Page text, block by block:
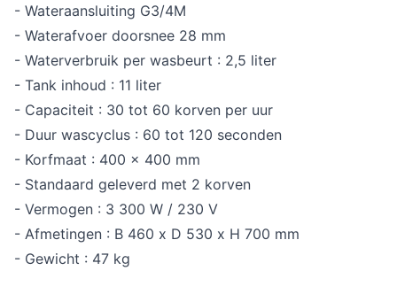
- Wateraansluiting G3/4M
- Waterafvoer doorsnee 28 mm
- Waterverbruik per wasbeurt : 2,5 liter
- Tank inhoud : 11 liter
- Capaciteit : 30 tot 60 korven per uur
- Duur wascyclus : 60 tot 120 seconden
- Korfmaat : 400 x 400 mm
- Standaard geleverd met 2 korven
- Vermogen : 3 300 W / 230 V
- Afmetingen : B 460 x D 530 x H 700 mm
- Gewicht : 47 kg